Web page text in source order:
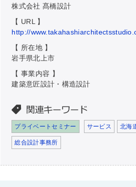
株式会社 髙橋設計
【 URL 】
http://
【 所在地 】
岩手県北上市
【 事業内容 】
建築意匠設計・構造設計
プライベートセミナー サービス 北海
総合設計事務所